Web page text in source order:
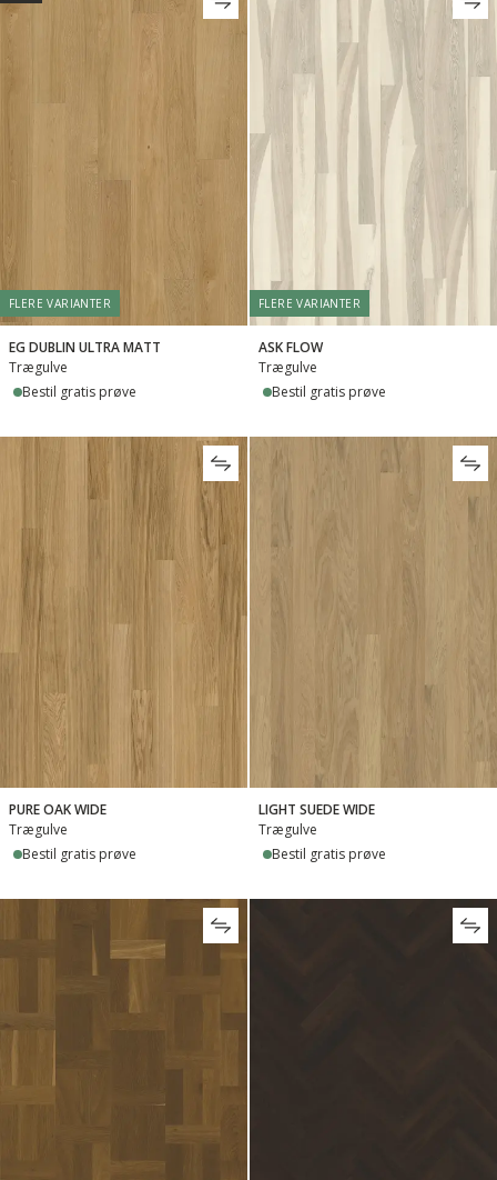
FLERE VARIANTER
EG DUBLIN ULTRA MATT
Trægulve
Bestil gratis prøve
FLERE VARIANTER
ASK FLOW
Trægulve
Bestil gratis prøve
PURE OAK WIDE
Trægulve
Bestil gratis prøve
LIGHT SUEDE WIDE
Trægulve
Bestil gratis prøve